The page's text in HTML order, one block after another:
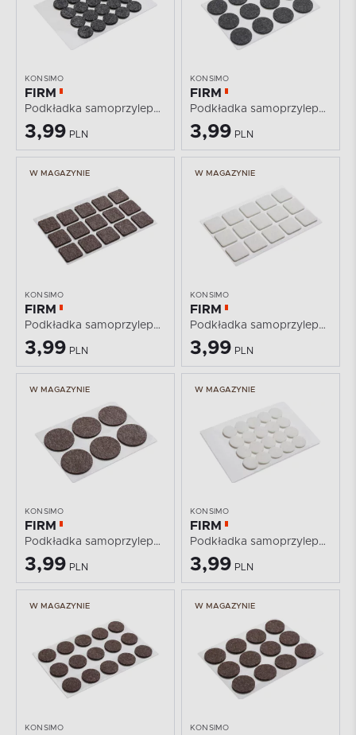
KONSIMO
FIRM
Podkładka samoprzylepna
3,99 PLN
KONSIMO
FIRM
Podkładka samoprzylepna
3,99 PLN
W MAGAZYNIE
KONSIMO
FIRM
Podkładka samoprzylepna
3,99 PLN
W MAGAZYNIE
KONSIMO
FIRM
Podkładka samoprzylepna
3,99 PLN
W MAGAZYNIE
KONSIMO
FIRM
Podkładka samoprzylepna
3,99 PLN
W MAGAZYNIE
KONSIMO
FIRM
Podkładka samoprzylepna
3,99 PLN
W MAGAZYNIE
KONSIMO
W MAGAZYNIE
KONSIMO